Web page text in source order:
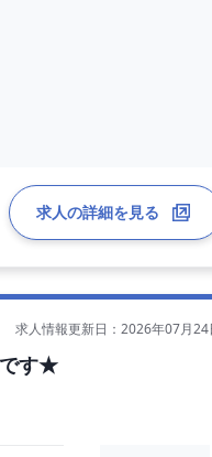
求人の詳細を見る
求人情報更新日：2026年07月24
です★